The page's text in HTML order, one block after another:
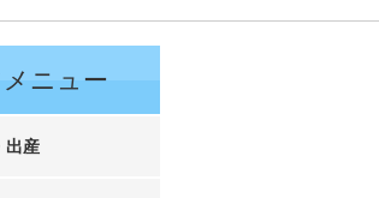
ニュー
出産